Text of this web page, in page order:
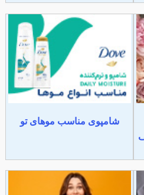
شامپوی مناسب موهای تو